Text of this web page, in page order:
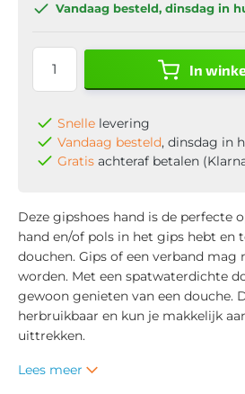
Vandaag besteld, dinsdag in
In
Snelle levering
Vandaag besteld, dinsdag in
Gratis achteraf betalen
Deze gipshoes hand is de perfecte
hand en/of pols in het gips hebt en
douchen. Gips of een verband
worden. Met een spatwaterdichte
gewoon genieten van een douche.
herbruikbaar en kun je makkelijk
uittrekken.
Lees meer